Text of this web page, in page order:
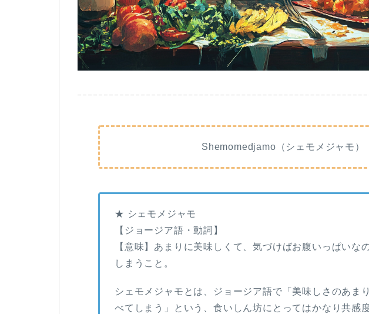
Shemomedjamo（シェモメジャモ）
★ シェモメジャモ
【ジョージア語・動詞】
【意味】あまりに美味しくて、気づけばお腹いっぱいな
しまうこと。
シェモメジャモとは、ジョージア語で「美味しさのあま
べてしまう」という、食いしん坊にとってはかなり共感